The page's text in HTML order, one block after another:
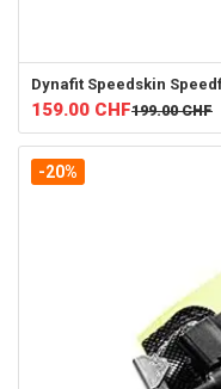
Dynafit Speedskin
159.00 CHF199.00 CHF
-20%